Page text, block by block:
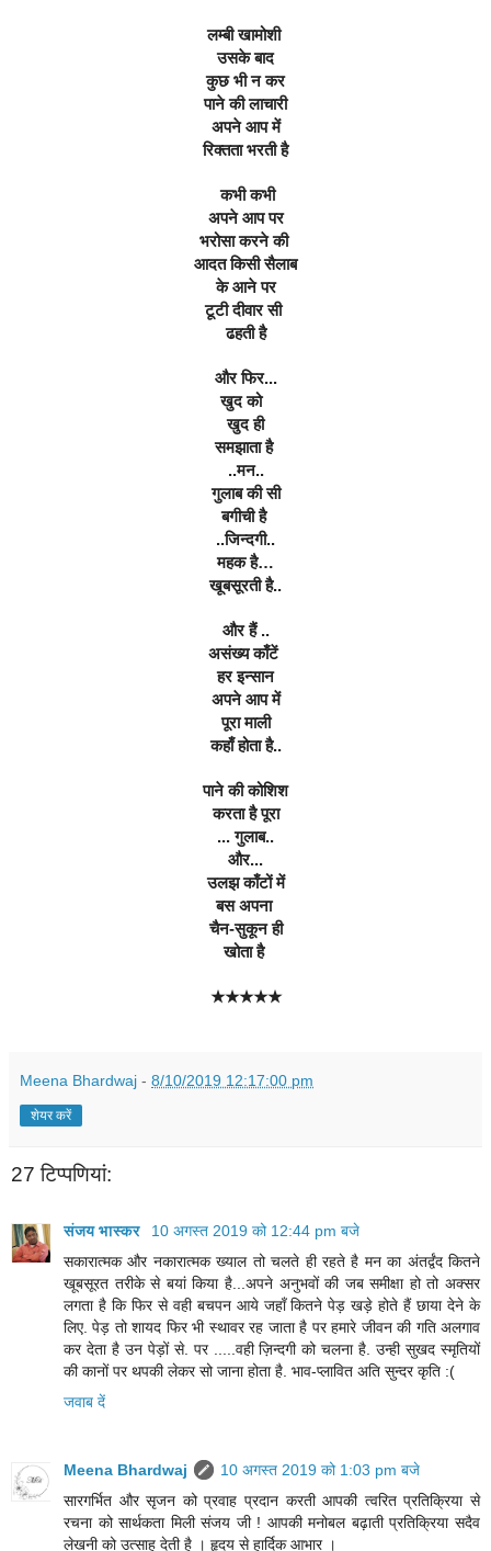
लम्बी खामोशी
उसके बाद
कुछ भी न कर
पाने की लाचारी
अपने आप में
रिक्तता भरती है
कभी कभी
अपने आप पर
भरोसा करने की
आदत किसी सैलाब
के आने पर
टूटी दीवार सी
ढहती है
और फिर...
खुद को
खुद ही
समझाता है
..मन..
गुलाब की सी
बगीची है
..जिन्दगी..
महक है…
खूबसूरती है..
और हैं ..
असंख्य काँटें
हर इन्सान
अपने आप में
पूरा माली
कहाँ होता है..
पाने की कोशिश
करता है पूरा
... गुलाब..
और...
उलझ काँटों में
बस अपना
चैन-सुकून ही
खोता है
★★★★★
Meena Bhardwaj - 8/10/2019 12:17:00 pm
शेयर करें
27 टिप्‍पणियां:
संजय भास्‍कर
10 अगस्त 2019 को 12:44 pm बजे
सकारात्मक और नकारात्मक ख्याल तो चलते ही रहते है मन का अंतर्द्वंद कितने
खूबसूरत तरीके से बयां किया है...अपने अनुभवों की जब समीक्षा हो तो अक्सर
लगता है कि फिर से वही बचपन आये जहाँ कितने पेड़ खड़े होते हैं छाया देने के
लिए. पेड़ तो शायद फिर भी स्थावर रह जाता है पर हमारे जीवन की गति अलगाव
कर देता है उन पेड़ों से. पर .....वही ज़िन्दगी को चलना है. उन्ही सुखद स्मृतियों
की कानों पर थपकी लेकर सो जाना होता है. भाव-प्लावित अति सुन्दर कृति :(
जवाब दें
Meena Bhardwaj
10 अगस्त 2019 को 1:03 pm बजे
सारगर्भित और सृजन को प्रवाह प्रदान करती आपकी त्वरित प्रतिक्रिया से
रचना को सार्थकता मिली संजय जी ! आपकी मनोबल बढ़ाती प्रतिक्रिया सदैव
लेखनी को उत्साह देती है । हृदय से हार्दिक आभार ।